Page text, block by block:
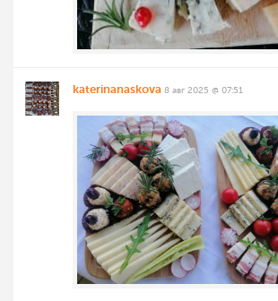
katerinanaskova 8 авг 2025 @ 07:51